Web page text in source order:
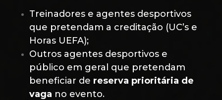
Treinadores e agentes desportivos
que pretendam a creditação (UC’s e
Horas UEFA);
Outros agentes desportivos e
público em geral que pretendam
beneficiar de reserva prioritária de
vaga no evento.